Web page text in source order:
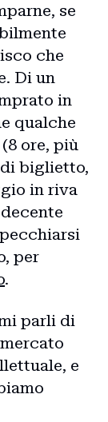
se
che
Di un
in
qualche
ore, più
biglietto,
in riva
per
.
parli di
e